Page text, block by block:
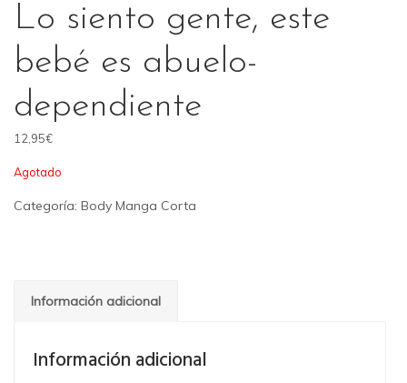
Lo siento gente, este
bebé es abuelo-
dependiente
12,95€
Agotado
Categoría: Body Manga Corta
Información adicional
Información adicional